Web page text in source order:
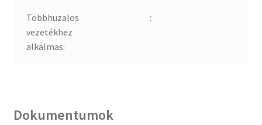
Többhuzalos
vezetékhez
alkalmas:
:
Dokumentumok